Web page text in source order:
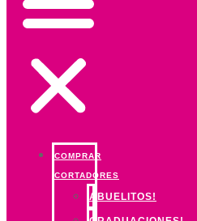
COMPRAR
CORTADORES
ABUELITOS!